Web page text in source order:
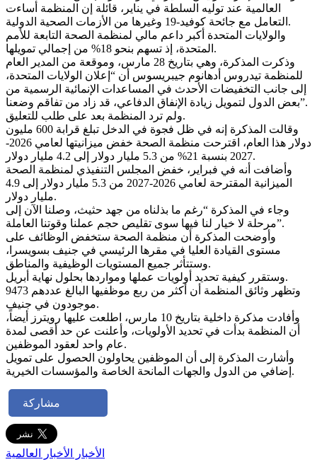
العالمية عند توليه السلطة في يناير، قائلة إن المنظمة أساءت
التعامل مع جائحة كوفيد-19 وغيرها من الأزمات الصحية الدولية.
والولايات المتحدة أكبر داعم مالي لمنظمة الصحة التابعة للأمم
المتحدة، إذ تسهم بنحو 18% من إجمالي تمويلها.
وذكرت المذكرة، وهي بتاريخ 28 مارس، وموقعة من المدير العام
للمنظمة تيدروس أدهانوم جيبريسوس أن “إعلان الولايات المتحدة،
إلى جانب التخفيضات الأحدث في المساعدات الإنمائية الرسمية من
بعض الدول لتمويل زيادة الإنفاق الدفاعي، قد زاد من تفاقم وضعنا”.
ولم ترد المنظمة بعد على طلب للتعليق.
وقالت المذكرة إنه في ظل فجوة في الدخل تبلغ قرابة 600 مليون
دولار هذا العام، اقترحت منظمة الصحة خفض ميزانيتها لعامي 2026-
2027 بنسبة 21% من 5.3 مليار دولار إلى 4.2 مليار دولار.
وأضافت أنه في فبراير، خفض المجلس التنفيذي لمنظمة الصحة
الميزانية المقترحة لعامي 2026-2027 من 5.3 مليار دولار إلى 4.9
مليار دولار.
وجاء في المذكرة “رغم ما بذلناه من جهد حثيث، وصلنا الآن إلى
مرحلة لا خيار لنا فيها سوى تقليص حجم عملنا وقوتنا العاملة”.
وأوضحت المذكرة أن منظمة الصحة ستخفض الوظائف على
مستوى القيادة العليا في مقرها الرئيسي في جنيف بسويسرا،
وستتأثر جميع المستويات الوظيفية والمناطق.
وستقرر كيفية تحديد أولويات عملها ومواردها بحلول نهاية أبريل.
وتظهر وثائق المنظمة أن أكثر من ربع موظفيها البالغ عددهم 9473
موجودون في جنيف.
وأفادت مذكرة داخلية بتاريخ 10 مارس، اطلعت عليها رويترز أيضاً،
أن المنظمة بدأت في تحديد الأولويات، وأعلنت عن حد أقصى لمدة
عام واحد لعقود الموظفين.
وأشارت المذكرة إلى أن الموظفين يحاولون الحصول على تمويل
إضافي من الدول والجهات المانحة الخاصة والمؤسسات الخيرية.
مشاركة
الأخبار الأخبار العالمية